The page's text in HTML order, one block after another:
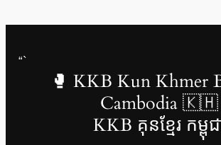
“`
🥊 KKB Kun Khmer
Cambodia 🇰🇭
KKB គុនខ្មែរ កម្ពុជ